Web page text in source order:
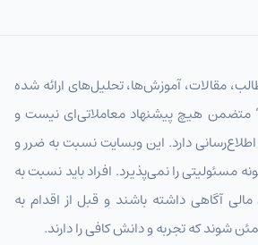
مقالات، آموزش‌ها، تحلیل‌های ارائه شده
متضمن هیچ پیشنهاد معاملاتی‌ای نیست و
دارد. این وبسایت نسبت به ضرر و
مسئولیتی را نمی‌پذیرد. افراد باید نسبت به
آگاهی داشته باشند و قبل از اقدام به
شوند که تجربه و دانش کافی را دارند.